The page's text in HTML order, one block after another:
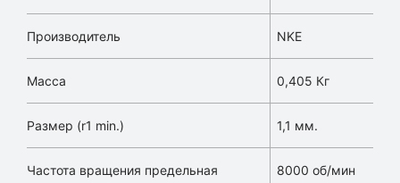
Производитель NKE
Масса 0,405 Кг
Размер (r1 min.) 1,1 мм.
Частота вращения предельная 8000 об/мин